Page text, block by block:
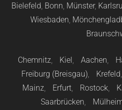
Bielefeld, Bonn, Münster,
Wiesbaden,
Chemnitz, Kiel, Aachen,
Freiburg (Breisgau), Krefeld,
Mainz, Erfurt, Rostock,
Saarbrücken,